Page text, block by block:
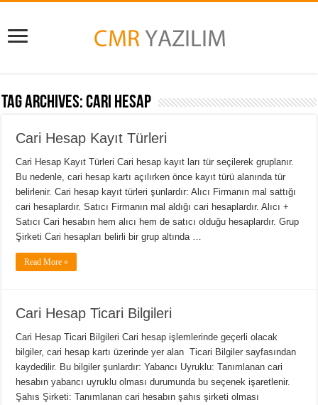
Tag Archives:Cari hesap
Cari Hesap Kayıt Türleri
Cari Hesap Kayıt Türleri Cari hesap kayıt ları tür seçilerek gruplanır.
Bu nedenle, cari hesap kartı açılırken önce kayıt türü alanında tür
belirlenir. Cari hesap kayıt türleri şunlardır: Alıcı Firmanın mal sattığı
cari hesaplardır. Satıcı Firmanın mal aldığı cari hesaplardır. Alıcı +
Satıcı Cari hesabın hem alıcı hem de satıcı olduğu hesaplardır. Grup
Şirketi Cari hesapları belirli bir grup altında …
Read More »
Cari Hesap Ticari Bilgileri
Cari Hesap Ticari Bilgileri Cari hesap işlemlerinde geçerli olacak
bilgiler, cari hesap kartı üzerinde yer alan Ticari Bilgiler sayfasından
kaydedilir. Bu bilgiler şunlardır: Yabancı Uyruklu: Tanımlanan cari
hesabın yabancı uyruklu olması durumunda bu seçenek işaretlenir.
Şahıs Şirketi: Tanımlanan cari hesabın şahıs şirketi olması